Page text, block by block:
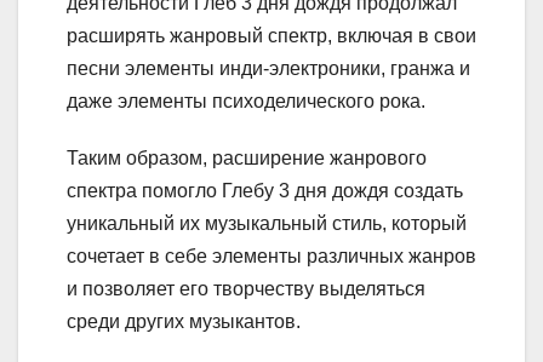
расширять жанровый спектр, включая в свои
песни элементы инди-электроники, гранжа и
даже элементы психоделического рока.
Таким образом, расширение жанрового
спектра помогло Глебу 3 дня дождя создать
уникальный их музыкальный стиль, который
сочетает в себе элементы различных жанров
и позволяет его творчеству выделяться
среди других музыкантов.